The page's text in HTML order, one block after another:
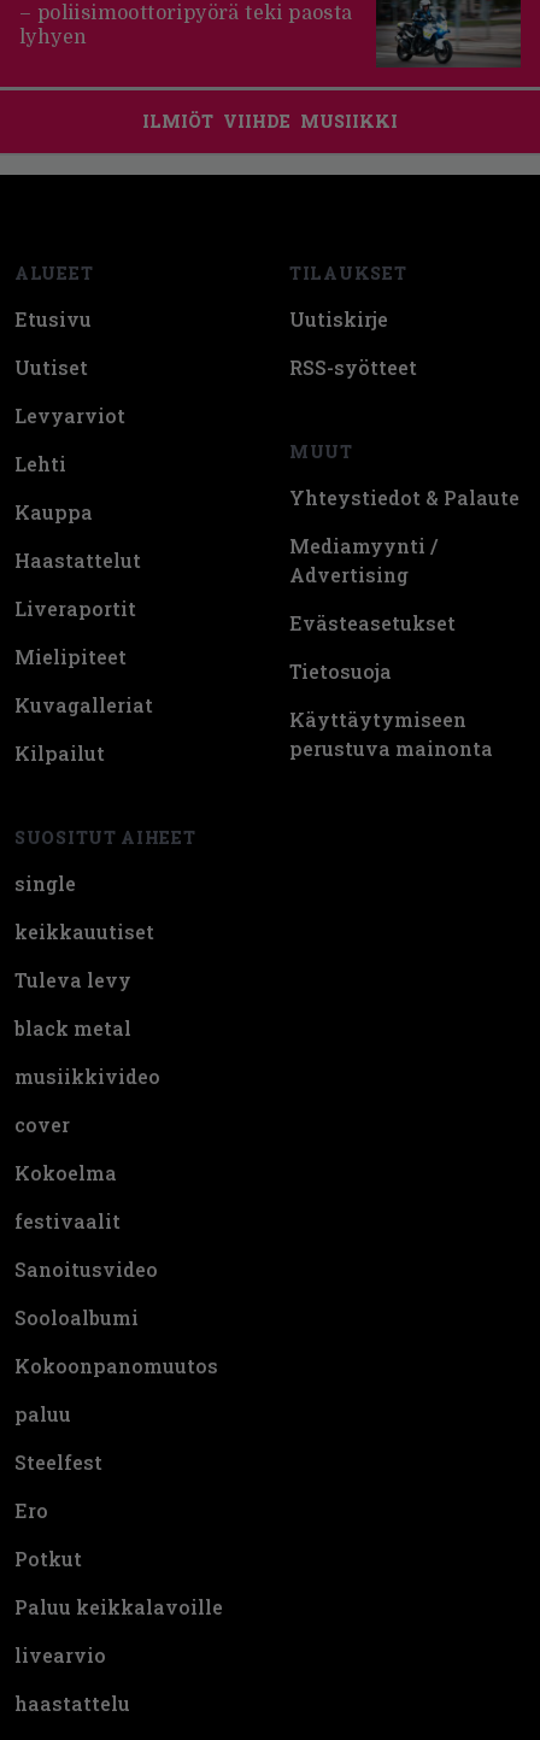
– poliisimoottoripyörä teki paosta
lyhyen
ILMIÖT VIIHDE MUSIIKKI
ALUEET
Etusivu
Uutiset
Levyarviot
Lehti
Kauppa
Haastattelut
Liveraportit
Mielipiteet
Kuvagalleriat
Kilpailut
SUOSITUT AIHEET
single
keikkauutiset
Tuleva levy
black metal
musiikkivideo
cover
Kokoelma
festivaalit
Sanoitusvideo
Sooloalbumi
Kokoonpanomuutos
paluu
Steelfest
Ero
Potkut
Paluu keikkalavoille
livearvio
haastattelu
TILAUKSET
Uutiskirje
RSS-syötteet
MUUT
Yhteystiedot & Palaute
Mediamyynti /
Advertising
Evästeasetukset
Tietosuoja
Käyttäytymiseen
perustuva mainonta